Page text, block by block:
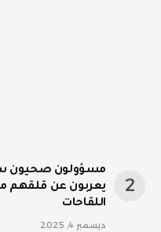
مسؤولون صحيون
يعربون عن قلقهم
اللقاحات
ديسمبر 4, 2025